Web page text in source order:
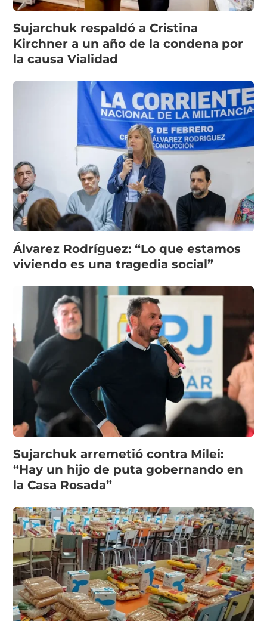
Sujarchuk respaldó a Cristina
Kirchner a un año de la condena por
la causa Vialidad
Álvarez Rodríguez: “Lo que estamos
viviendo es una tragedia social”
Sujarchuk arremetió contra Milei:
“Hay un hijo de puta gobernando en
la Casa Rosada”